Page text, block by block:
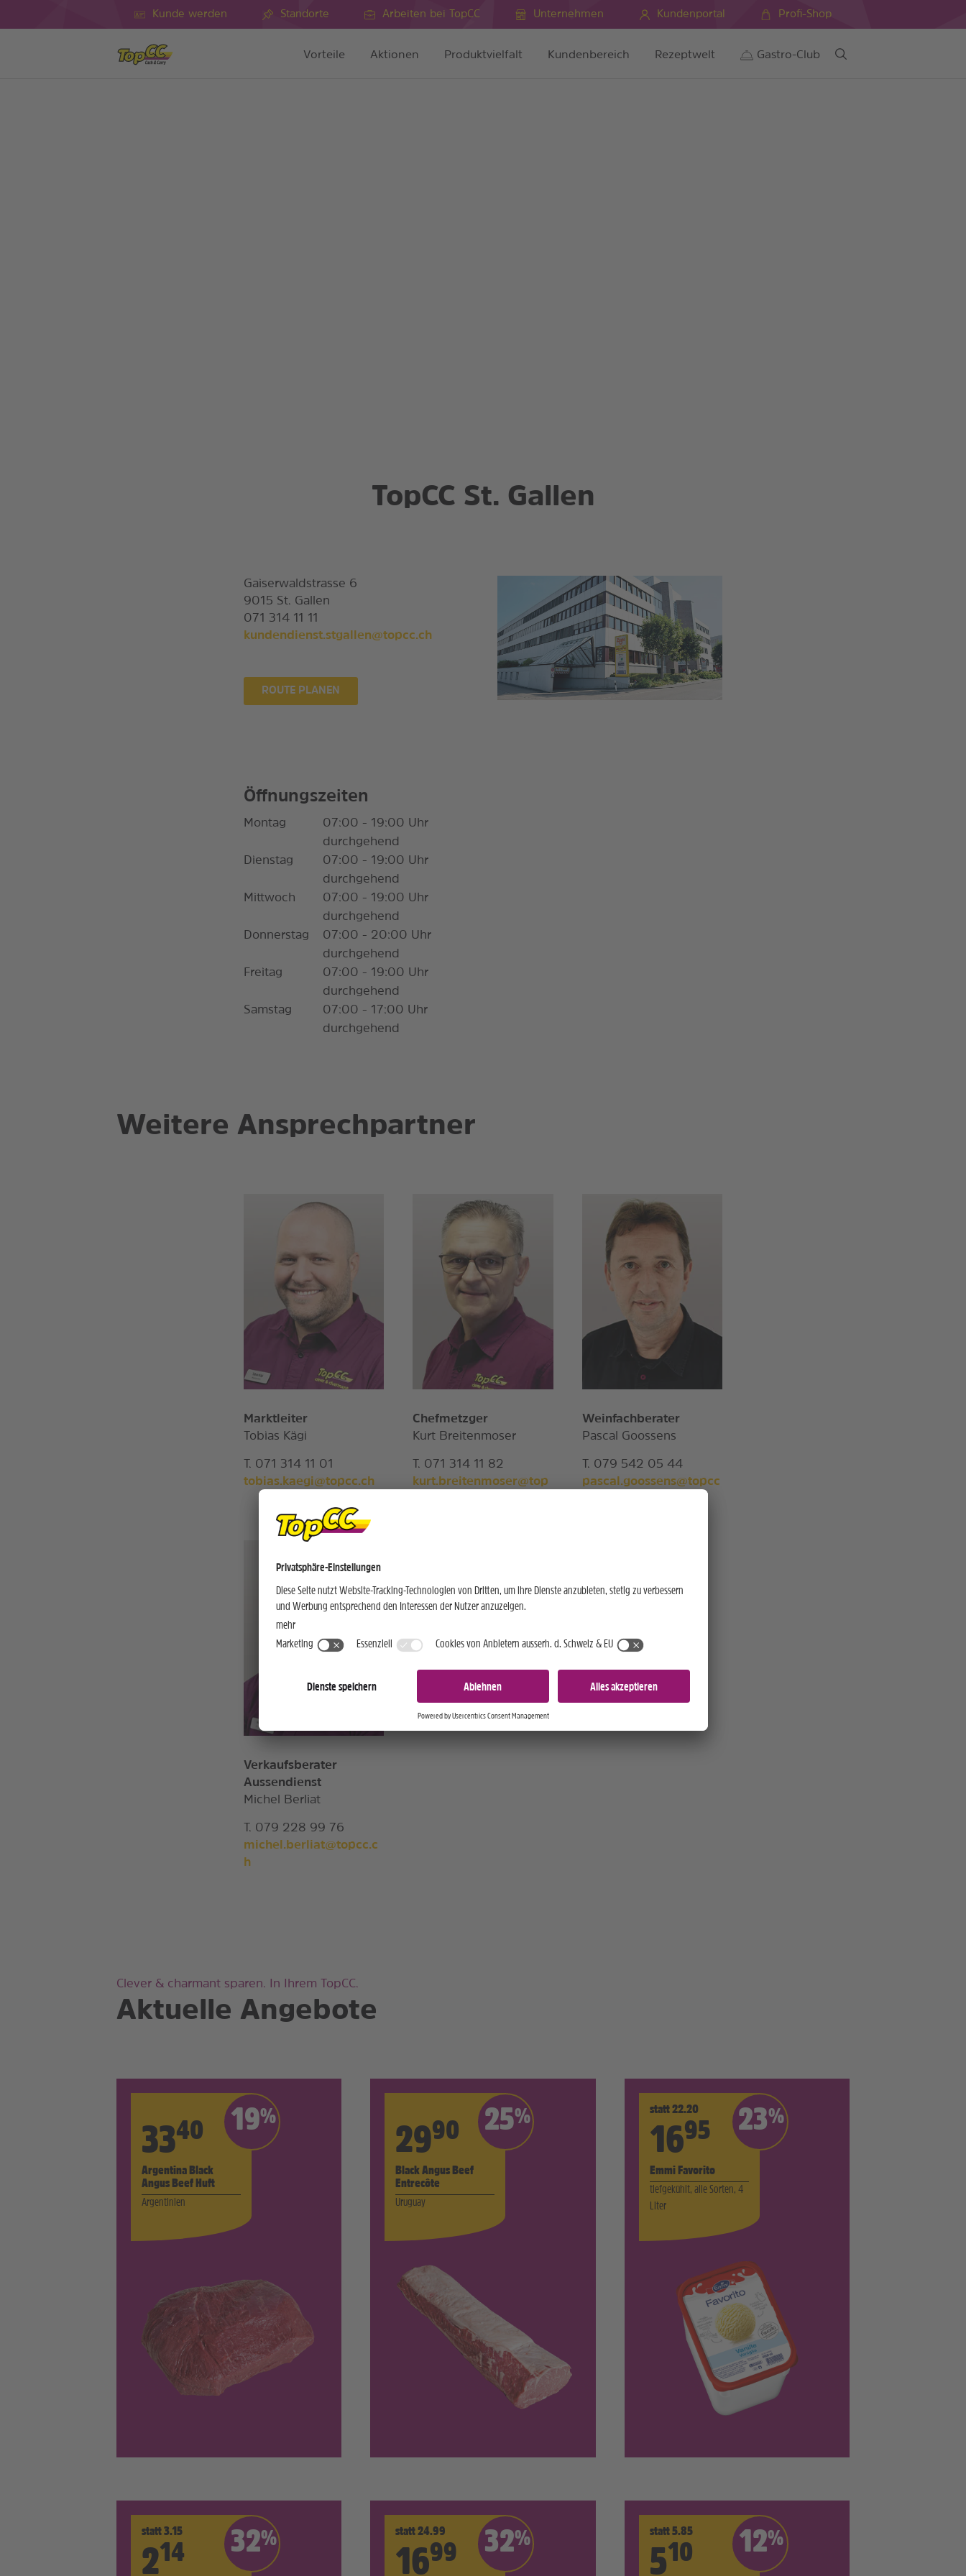
Kunde werden Standorte Arbeiten bei TopCC Unternehmen Kundenportal Profi-Shop
Vorteile Aktionen Produktvielfalt Kundenbereich Rezeptwelt Gastro-Club
TopCC St. Gallen
Gaiserwaldstrasse 6
9015 St. Gallen
071 314 11 11
kundendienst.stgallen@topcc.ch
ROUTE PLANEN
Öffnungszeiten
Montag
07:00 - 19:00 Uhr
durchgehend
Dienstag
07:00 - 19:00 Uhr
durchgehend
Mittwoch
07:00 - 19:00 Uhr
durchgehend
Donnerstag
07:00 - 20:00 Uhr
durchgehend
Freitag
07:00 - 19:00 Uhr
durchgehend
Samstag
07:00 - 17:00 Uhr
durchgehend
Weitere Ansprechpartner
Marktleiter
Tobias Kägi
T. 071 314 11 01
tobias.kaegi@topcc.ch
Chefmetzger
Kurt Breitenmoser
T. 071 314 11 82
kurt.breitenmoser@top
Weinfachberater
Pascal Goossens
T. 079 542 05 44
pascal.goossens@topcc
Verkaufsberater
Aussendienst
Michel Berliat
T. 079 228 99 76
michel.berliat@topcc.c
h
Aktuelle Angebote
Clever & charmant sparen. In Ihrem TopCC.
19%
3340
Argentina Black
Angus Beef Huft
Argentinien
25%
2990
Black Angus Beef
Entrecôte
Uruguay
23%
statt 22.20
1695
Emmi Favorito
tiefgekühlt, alle Sorten, 4
Liter
32%
statt 3.15
214 32%
statt 24.99
1699 12%
statt 5.85
510